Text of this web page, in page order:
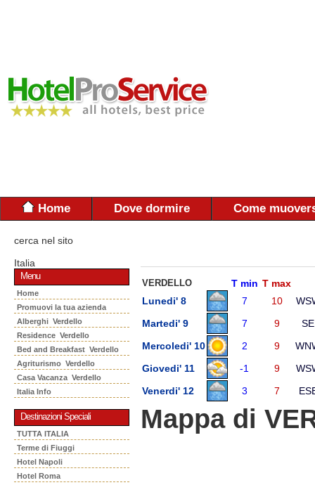
Home Dove dormire Come
cerca nel sito
Italia
Menu
Home
Promuovi la tua azienda
Alberghi Verdello
Residence Verdello
Bed and Breakfast Verdello
Agriturismo Verdello
Casa Vacanza Verdello
Italia Info
Destinazioni Speciali
TUTTA ITALIA
Terme di Fiuggi
Hotel Napoli
Hotel Roma
VERDELLO T min T max
Lunedi' 8
7 10
Martedi' 9
7 9
SE
Mercoledi' 10
2 9
Giovedi' 11
-1 9
Venerdi' 12
3 7
Mappa di